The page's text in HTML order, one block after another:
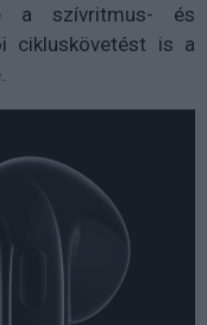
a szívritmus- és
cikluskövetést is a